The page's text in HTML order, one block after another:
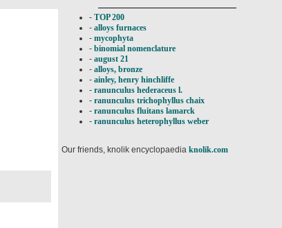
- TOP 200
- alloys furnaces
- mycophyta
- binomial nomenclature
- august 21
- alloys, bronze
- ainley, henry hinchliffe
- ranunculus hederaceus l.
- ranunculus trichophyllus chaix
- ranunculus fluitans lamarck
- ranunculus heterophyllus weber
Our friends, knolik encyclopaedia knolik.com